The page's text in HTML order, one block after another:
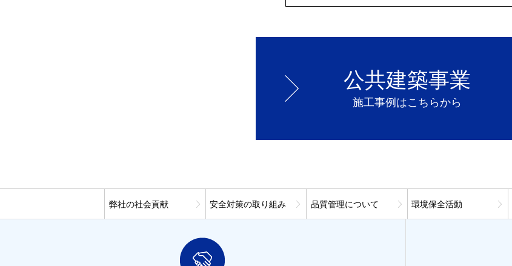
公共建築事業
施工事例はこちらから
弊社の社会貢献 安全対策の取り組み 品質管理について 環境保全活動